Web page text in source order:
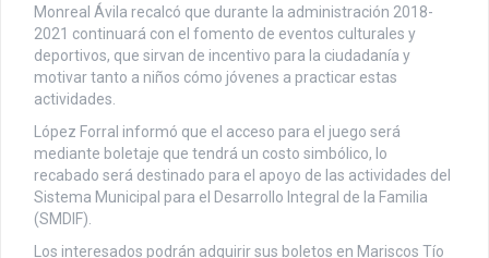
Monreal Ávila recalcó que durante la administración 2018-
2021 continuará con el fomento de eventos culturales y
deportivos, que sirvan de incentivo para la ciudadanía y
motivar tanto a niños cómo jóvenes a practicar estas
actividades.
López Forral informó que el acceso para el juego será
mediante boletaje que tendrá un costo simbólico, lo
recabado será destinado para el apoyo de las actividades del
Sistema Municipal para el Desarrollo Integral de la Familia
(SMDIF).
Los interesados podrán adquirir sus boletos en Mariscos Tío